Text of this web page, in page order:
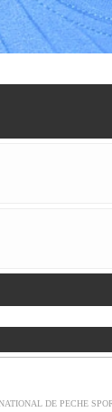
DE PECHE